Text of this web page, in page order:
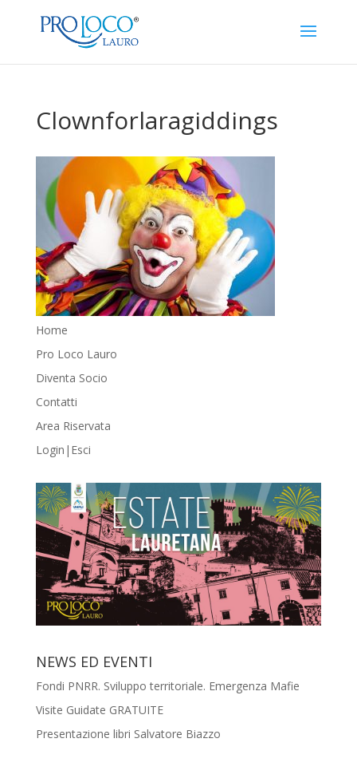
Clownforlaragiddings
Home
Pro Loco Lauro
Diventa Socio
Contatti
Area Riservata
Login|Esci
NEWS ED EVENTI
Fondi PNRR. Sviluppo territoriale. Emergenza Mafie
Visite Guidate GRATUITE
Presentazione libri Salvatore Biazzo